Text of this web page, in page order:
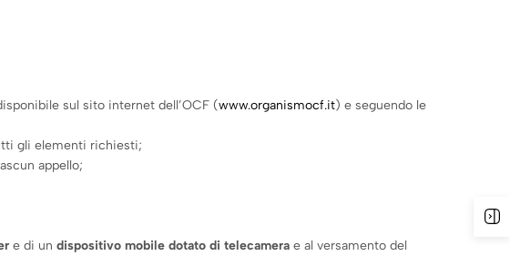
sul sito internet dell’OCF (www.organismocf.it) e seguendo le
gli elementi richiesti;
appello;
e di undispositivo mobile dotato di telecamerae al versamento del